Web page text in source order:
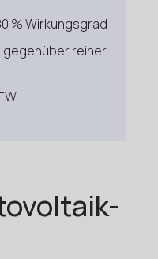
% Wirkungsgrad
gegenüber reiner